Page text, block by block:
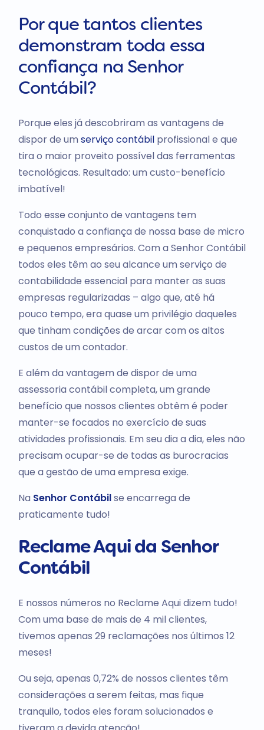
Por que tantos clientes
demonstram toda essa
confiança na Senhor
Contábil?
Porque eles já descobriram as vantagens de
dispor de umserviço contábilprofissional e que
tira o maior proveito possível das ferramentas
tecnológicas. Resultado: um custo-benefício
imbatível!
Todo esse conjunto de vantagens tem
conquistado a confiança de nossa base de micro
e pequenos empresários. Com a Senhor Contábil
todos eles têm ao seu alcance um serviço de
contabilidade essencial para manter as suas
empresas regularizadas – algo que, até há
pouco tempo, era quase um privilégio daqueles
que tinham condições de arcar com os altos
custos de um contador.
E além da vantagem de dispor de uma
assessoria contábil completa, um grande
benefício que nossos clientes obtêm é poder
manter-se focados no exercício de suas
atividades profissionais. Em seu dia a dia, eles não
precisam ocupar-se de todas as burocracias
que a gestão de uma empresa exige.
Na Senhor Contábilse encarrega de
praticamente tudo!
Reclame Aqui da Senhor
Contábil
E nossos números no Reclame Aqui dizem tudo!
Com uma base de mais de 4 mil clientes,
tivemos apenas 29 reclamações nos últimos 12
meses!
Ou seja, apenas 0,72% de nossos clientes têm
considerações a serem feitas, mas fique
tranquilo, todos eles foram solucionados e